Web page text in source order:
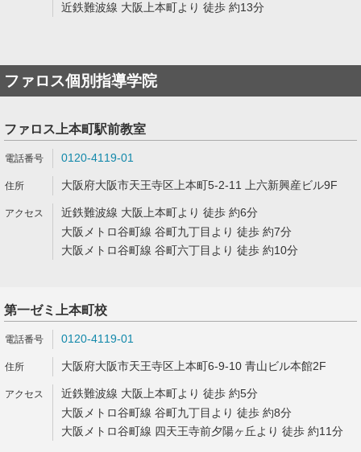
近鉄難波線 大阪上本町より 徒歩 約13分
ファロス個別指導学院
ファロス上本町駅前教室
0120-4119-01
大阪府大阪市天王寺区上本町5-2-11 上六新興産ビル9F
近鉄難波線 大阪上本町より 徒歩 約6分
大阪メトロ谷町線 谷町九丁目より 徒歩 約7分
大阪メトロ谷町線 谷町六丁目より 徒歩 約10分
第一ゼミ上本町校
0120-4119-01
大阪府大阪市天王寺区上本町6-9-10 青山ビル本館2F
近鉄難波線 大阪上本町より 徒歩 約5分
大阪メトロ谷町線 谷町九丁目より 徒歩 約8分
大阪メトロ谷町線 四天王寺前夕陽ヶ丘より 徒歩 約11分